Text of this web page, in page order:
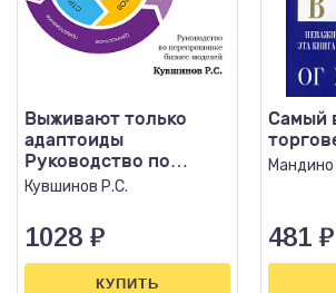
Выживают только
адаптоиды
Руководство по
перепрошивке
Кувшинов Р.С.
1028 ₽
КУПИТЬ
Самый
Мандино
481 ₽